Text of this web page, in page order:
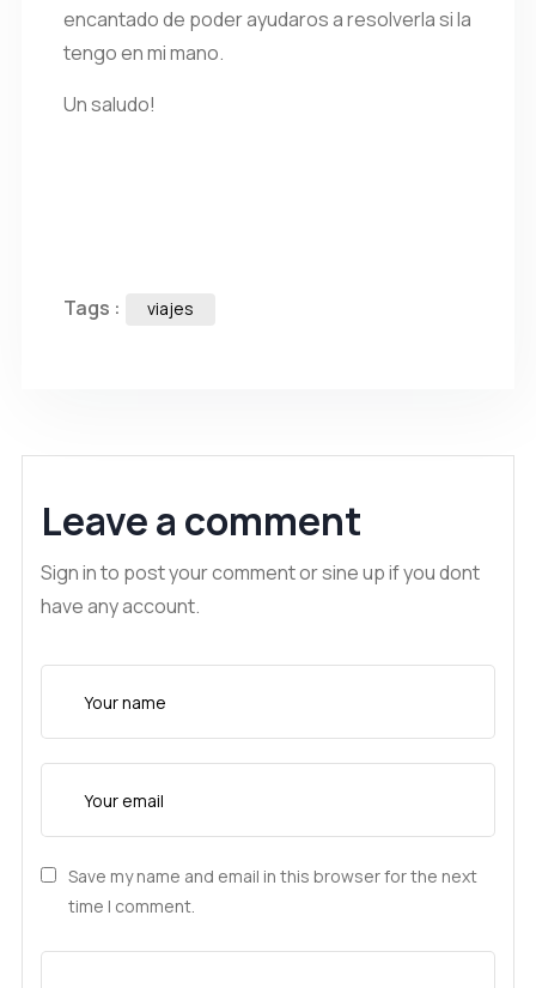
encantado de poder ayudaros a resolverla si la
tengo en mi mano.
Un saludo!
Tags : viajes
Leave a comment
Sign in to post your comment or sine up if you dont
have any account.
Save my name and email in this browser for the next
time I comment.